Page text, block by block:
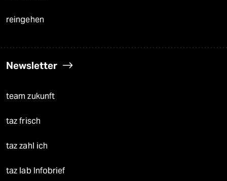
reingehen
Newsletter
team zukunft
taz frisch
taz zahl ich
taz lab Infobrief